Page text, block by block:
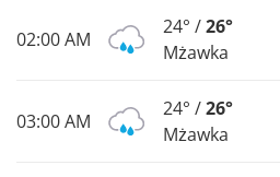
02:00 AM
24° /26°
Mżawka
03:00 AM
24° /26°
Mżawka